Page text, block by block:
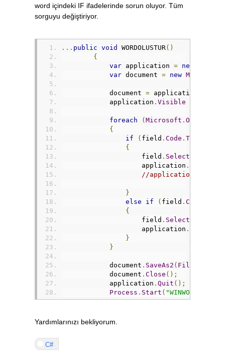
word içindeki IF ifadelerinde sorun oluyor. Tüm
sorguyu değiştiriyor.
... public void WORDOLUSTUR()
{
var application = new
var document = new Microsoft
            document
= application
            application
. Visible
foreach (Microsoft . Office
{
if
( field . Code . Text
{
                    field
. Select
                    application
.
//
}
else
if ( field . Code
{
                    field
. Select
                    application
.
}
}
            document
. SaveAs2 ( FileName
            document
. Close ();
            application
. Quit ();
Process . Start ( "WINWORD.EXE"
Yardımlarınızı bekliyorum.
C#